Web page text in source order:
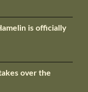
is officially
over the